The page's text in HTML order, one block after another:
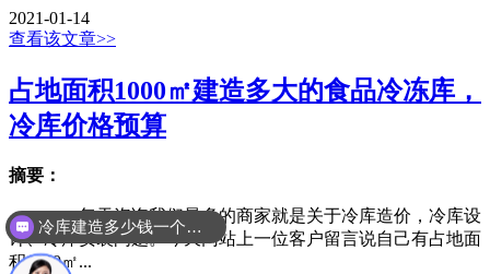
2021-01-14
查看该文章>>
占地面积1000㎡建造多大的食品冷冻库，
冷库价格预算
摘要：
每天咨询我们最多的商家就是关于冷库造价，冷库设
计、冷库安装问题。今天网站上一位客户留言说自己有占地面
积1000㎡...
冷库建造多少钱一个平方